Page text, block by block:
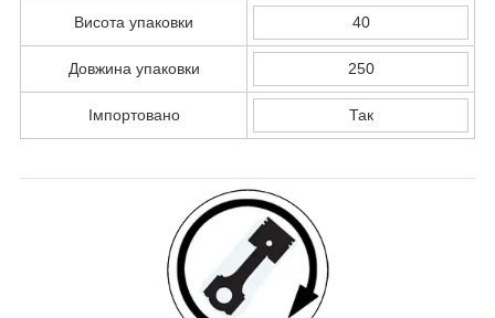
Висота упаковки 40
Довжина упаковки 250
Імпортовано Так